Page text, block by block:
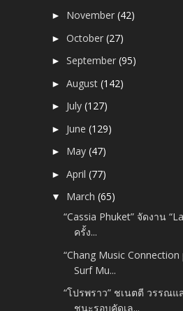
► November(42)
►October(27)
►September(95)
►August(142)
► July(127)
► June(129)
► May(47)
►April(77)
▼ March(65)
“Cassia Phuket” จัดงาน
ครั้ง...
“Chang Music
Surf Mu...
“โปรพราว” ชเนตตี วรรณ
ชนะรอบคัดเล...